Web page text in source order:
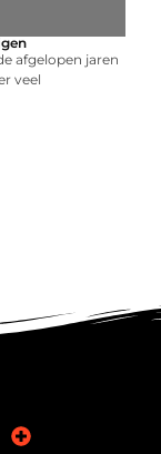
afgelopen jaren
veel